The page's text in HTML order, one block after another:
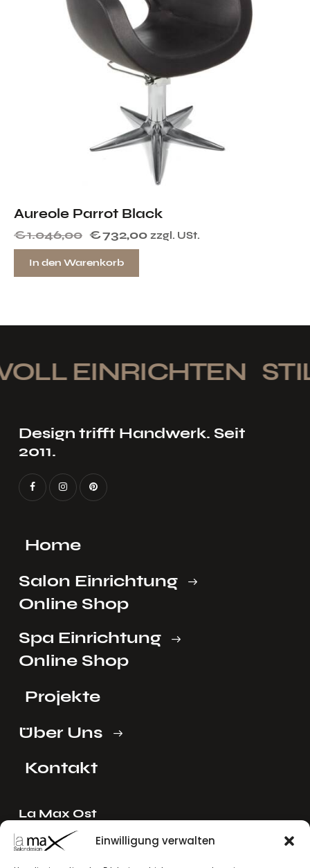
Einwilligung verwalten
Aureole Parrot Black
€1.046,00 €732,00 zzgl. USt.
In den Warenkorb
EINRICHTEN
Design trifft Handwerk. Seit
2011.
Home
Salon Einrichtung
Online Shop
Spa Einrichtung
Online Shop
Projekte
Über Uns
Kontakt
La Max Ost
Ing. Reinhard Mayer e.U.
Stadlgasse 4